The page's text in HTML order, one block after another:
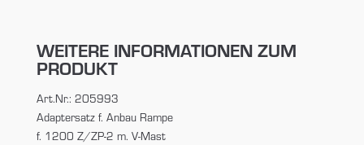
WEITERE INFORMATIONEN ZUM
PRODUKT
Art.Nr.: 205993
Adaptersatz f. Anbau Rampe
f. 1200 Z/ZP-2 m. V-Mast